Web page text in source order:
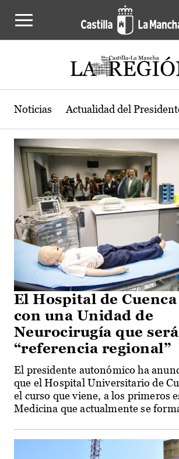
Actualidad de la región
Noticias Actualidad del
El Hospital de
con una Unidad de
Neurocirugía que será
“referencia regional”
El presidente autonómico ha
que el Hospital Universitario de
el curso que viene, a los primeros
Medicina que actualmente se